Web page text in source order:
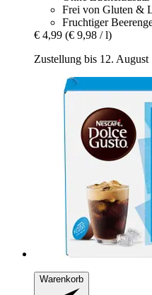
Frei von Gluten &
Fruchtiger
€ 4,99 (€ 9,98 / l)
Zustellung bis 12. August
Warenkorb